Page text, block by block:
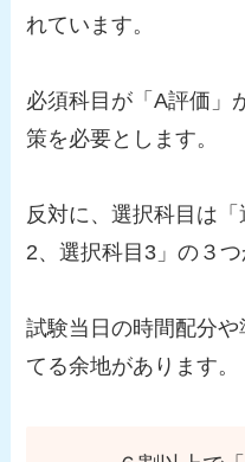
れています。
必須科目が「A評価」
策を必要とします。
反対に、選択科目は
2、選択科目3」の３
試験当日の時間配分
てる余地があります。